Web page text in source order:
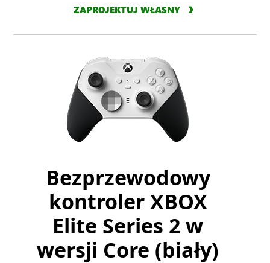
ZAPROJEKTUJ WŁASNY
Bezprzewodowy
kontroler XBOX
Elite Series 2 w
wersji Core (biały)